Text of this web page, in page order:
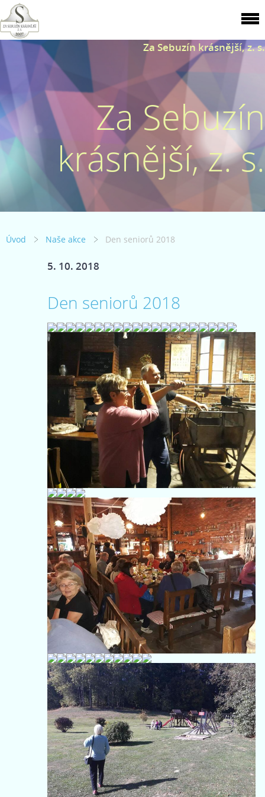
Za Sebuzín krásnější, z. s.
Za Sebuzín
krásnější, z. s.
Úvod Naše akce Den seniorů 2018
5. 10. 2018
Den seniorů 2018